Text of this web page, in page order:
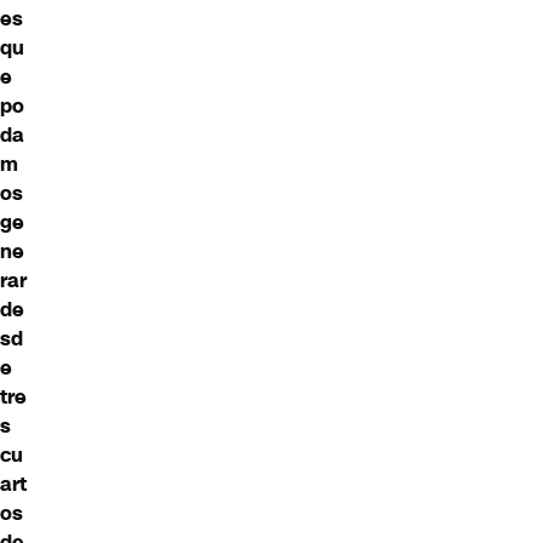
es
qu
e
po
da
m
os
ge
ne
rar
de
sd
e
tre
s
cu
art
os